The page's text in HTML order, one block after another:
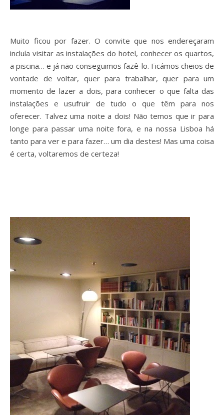
Muito ficou por fazer. O convite que nos endereçaram
incluía visitar as instalações do hotel, conhecer os quartos,
a piscina… e já não conseguimos fazê-lo. Ficámos cheios de
vontade de voltar, quer para trabalhar, quer para um
momento de lazer a dois, para conhecer o que falta das
instalações e usufruir de tudo o que têm para nos
oferecer. Talvez uma noite a dois! Não temos que ir para
longe para passar uma noite fora, e na nossa Lisboa há
tanto para ver e para fazer… um dia destes! Mas uma coisa
é certa, voltaremos de certeza!